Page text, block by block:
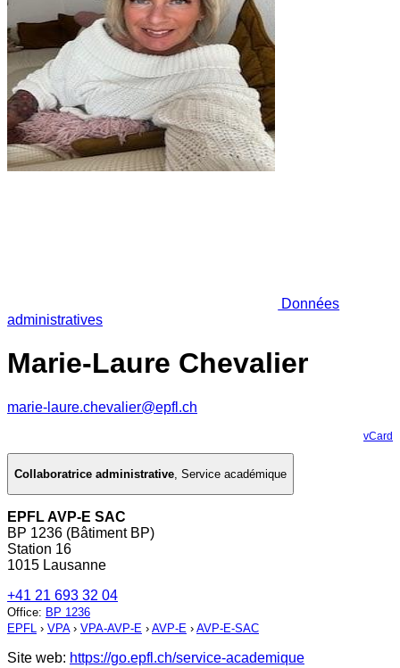
Données
administratives
Marie-Laure Chevalier
marie-laure.chevalier@epfl.ch
vCard
Collaboratrice administrative, Service académique
EPFL AVP-E SAC
BP 1236 (Bâtiment BP)
Station 16
1015 Lausanne
+41 21 693 32 04
Office: BP 1236
EPFL › VPA› VPA-AVP-E › AVP-E › AVP-E-SAC
Site web: https://go.epfl.ch/service-academique